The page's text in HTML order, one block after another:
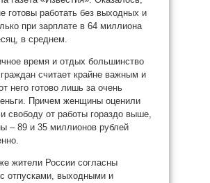
готовы работать без выходных и
при зарплате в 64 миллиона
в среднем.
время и отдых большинство
считает крайне важным и
него готово лишь за очень
Причем женщины оценили
свободу от работы гораздо выше,
– 89 и 35 миллионов рублей
жители России согласны
с отпусками, выходными и